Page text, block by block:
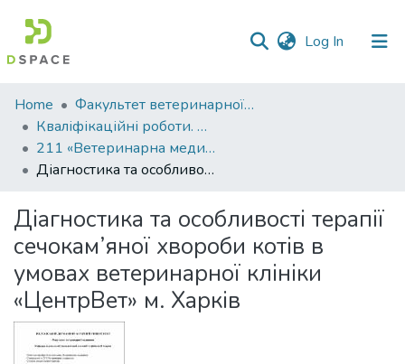
Log In (current)
Communities
&
Collections
All of DSpace
Statistics
Home
Факультет ветеринарної медицини
Кваліфікаційні роботи. Факультет ветеринарної медицини
211 «Ветеринарна медицина» - Магістри 2022-2023
Діагностика та особливості терапії сечокам’яної хвороби котів в умовах ветеринарної клініки «ЦентрВет» м. Харків
Діагностика та особливості терапії
сечокам’яної хвороби котів в
умовах ветеринарної клініки
«ЦентрВет» м. Харків